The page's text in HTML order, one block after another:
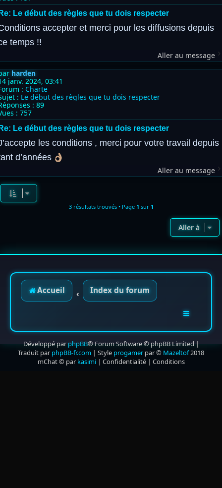
Le début des règles que tu dois respecter
accepter et merci pour les diffusions depuis
temps !!
Aller au message
harden
janv. 2024, 03:41
: Charte
: Le début des règles que tu dois respecter
: 89
: 757
Le début des règles que tu dois respecter
les conditions , merci pour votre travail depuis
d’années
Aller au message
3 résultats trouvés • Page 1 sur 1
Aller à
Accueil Index du forum
Développé parphpBB® Forum Software © phpBB Limited |
Traduit par phpBB-fr.com | Style progamerpar © Mazeltof2018
mChat © par kasimi| Confidentialité| Conditions